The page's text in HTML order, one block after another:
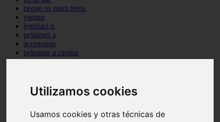
Utilizamos cookies
Usamos cookies y otras técnicas de
peque os mam feros
verano
legislaci n
peluquer a
accesorios
peluquer a canina
complementos
protagonistas
reptiles
adopci n